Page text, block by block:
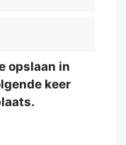
opslaan in
keer